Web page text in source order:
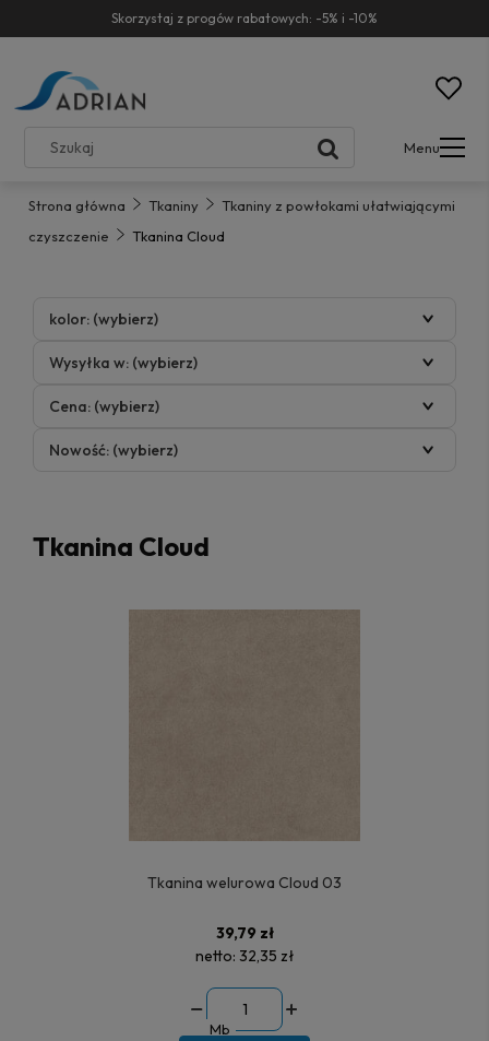
Skorzystaj z progów rabatowych: -5% i -10%
Menu
Strona główna Tkaniny
Tkaniny z powłokami ułatwiającymi
czyszczenie
Tkanina Cloud
kolor: (wybierz)
Wysyłka w: (wybierz)
Cena: (wybierz)
Nowość: (wybierz)
Tkanina Cloud
Tkanina welurowa Cloud 03
39,79 zł
netto: 32,35 zł
Mb